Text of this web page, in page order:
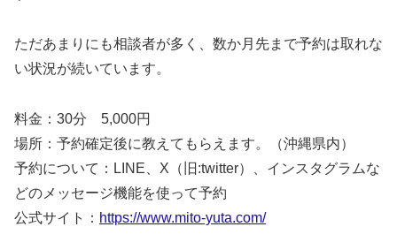
ただあまりにも相談者が多く、数か月先まで予約は取れな
い状況が続いています。
料金：30分 5,000円
場所：予約確定後に教えてもらえます。（沖縄県内）
予約について：LINE、X（旧:twitter）、インスタグラムな
どのメッセージ機能を使って予約
公式サイト： https://www.mito-yuta.com/